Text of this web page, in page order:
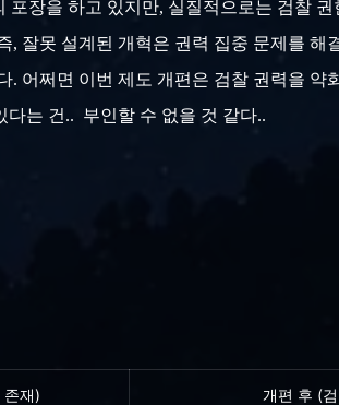
포장을 하고 있지만, 실질적으로는 검찰
, 잘못 설계된 개혁은 권력 집중 문제를 해
. 어쩌면 이번 제도 개편은 검찰 권력을 약
다는 건.. 부인할 수 없을 것 같다..
존재)
개편 후 (